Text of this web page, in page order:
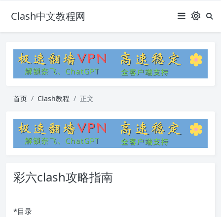
Clash中文教程网
首页 Clash教程 正文
彩六clash攻略指南
*目录